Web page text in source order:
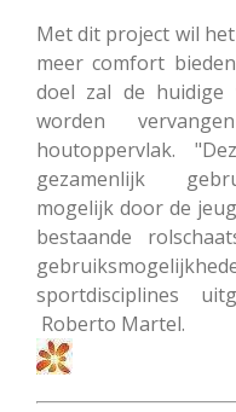
Met dit project wil
meer comfort
doel zal de huidige
worden
houtoppervlak.
gezamenlijk
mogelijk door de
bestaande
sportdisciplines
Roberto Martel.